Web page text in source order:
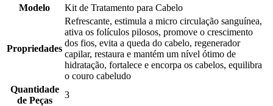
Modelo
Kit de Tratamento para Cabelo
Propriedades
Refrescante, estimula a micro circulação sanguínea,
ativa os folículos pilosos, promove o crescimento
dos fios, evita a queda do cabelo, regenerador
capilar, restaura e mantém um nível ótimo de
hidratação, fortalece e encorpa os cabelos, equilibra
o couro cabeludo
Quantidade
de Peças
3